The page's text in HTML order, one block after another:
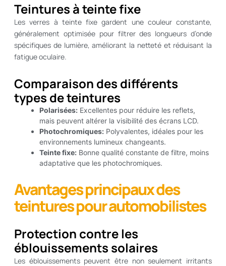
Teintures à teinte fixe
Les verres à teinte fixe gardent une couleur constante,
généralement optimisée pour filtrer des longueurs d’onde
spécifiques de lumière, améliorant la netteté et réduisant la
fatigue oculaire.
Comparaison des différents
types de teintures
Polarisées: Excellentes pour réduire les reflets,
mais peuvent altérer la visibilité des écrans LCD.
Photochromiques: Polyvalentes, idéales pour les
environnements lumineux changeants.
Teinte fixe: Bonne qualité constante de filtre, moins
adaptative que les photochromiques.
Avantages principaux des
teintures pour automobilistes
Protection contre les
éblouissements solaires
Les éblouissements peuvent être non seulement irritants